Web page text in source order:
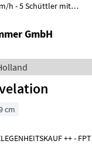
h - 5 Schüttler mit
GmbH
cm
++ - FPT